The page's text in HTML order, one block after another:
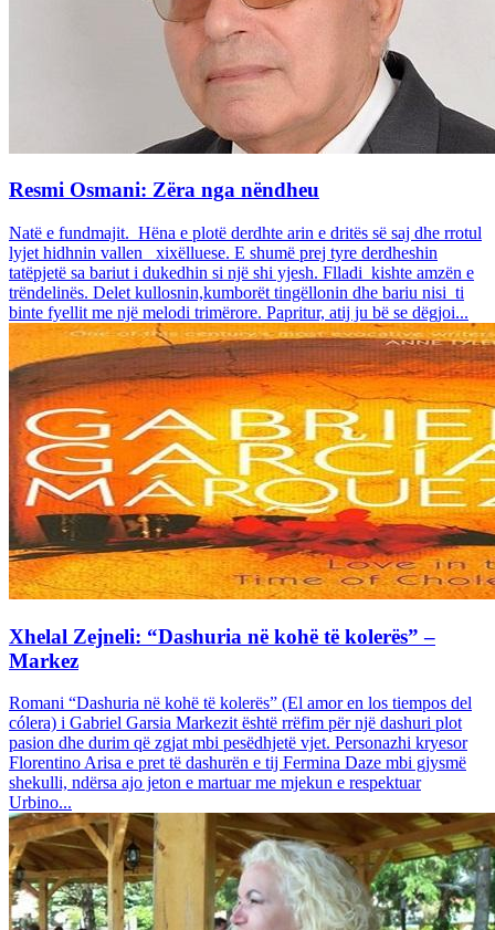
Resmi Osmani: Zëra nga nëndheu
Natë e fundmajit. Hëna e plotë derdhte arin e dritës së saj dhe rrotul
lyjet hidhnin vallen xixëlluese. E shumë prej tyre derdheshin
tatëpjetë sa bariut i dukedhin si një shi yjesh. Flladi kishte amzën e
trëndelinës. Delet kullosnin,kumborët tingëllonin dhe bariu nisi ti
binte fyellit me një melodi trimërore. Papritur, atij ju bë se dëgjoi...
Xhelal Zejneli: “Dashuria në kohë të kolerës” –
Markez
Romani “Dashuria në kohë të kolerës” (El amor en los tiempos del
cólera) i Gabriel Garsia Markezit është rrëfim për një dashuri plot
pasion dhe durim që zgjat mbi pesëdhjetë vjet. Personazhi kryesor
Florentino Arisa e pret të dashurën e tij Fermina Daze mbi gjysmë
shekulli, ndërsa ajo jeton e martuar me mjekun e respektuar
Urbino...